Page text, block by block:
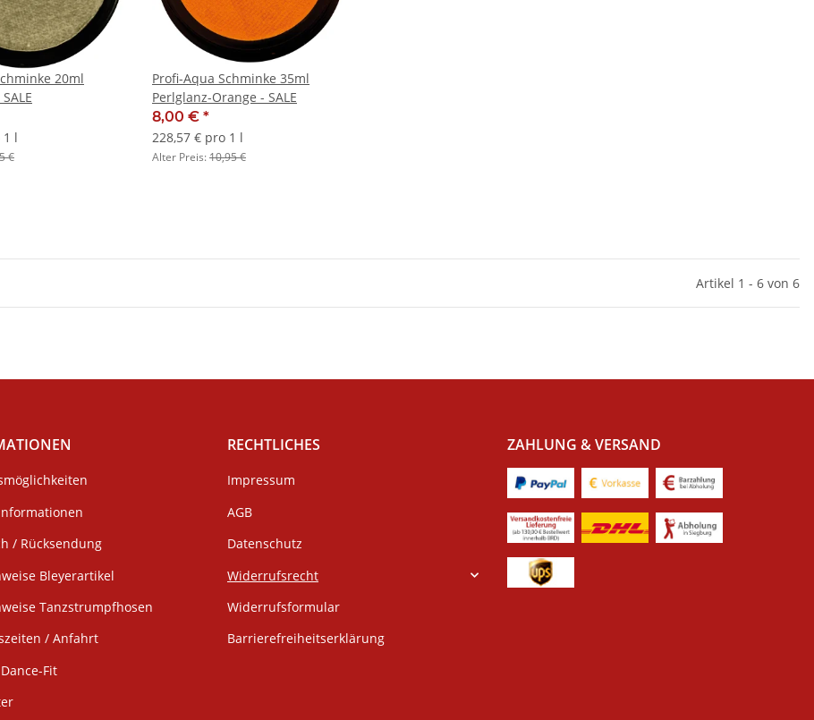
20ml
1 l
€
Profi-Aqua Schminke 35ml
Perlglanz-Orange - SALE
8,00 € *
228,57 € pro 1 l
Alter Preis:10,95 €
Artikel 1 - 6 von 6
/ Rücksendung
Bleyerartikel
Tanzstrumpfhosen
/ Anfahrt
Fit
RECHTLICHES
Impressum
AGB
Datenschutz
Widerrufsrecht
Widerrufsformular
Barrierefreiheitserklärung
ZAHLUNG & VERSAND